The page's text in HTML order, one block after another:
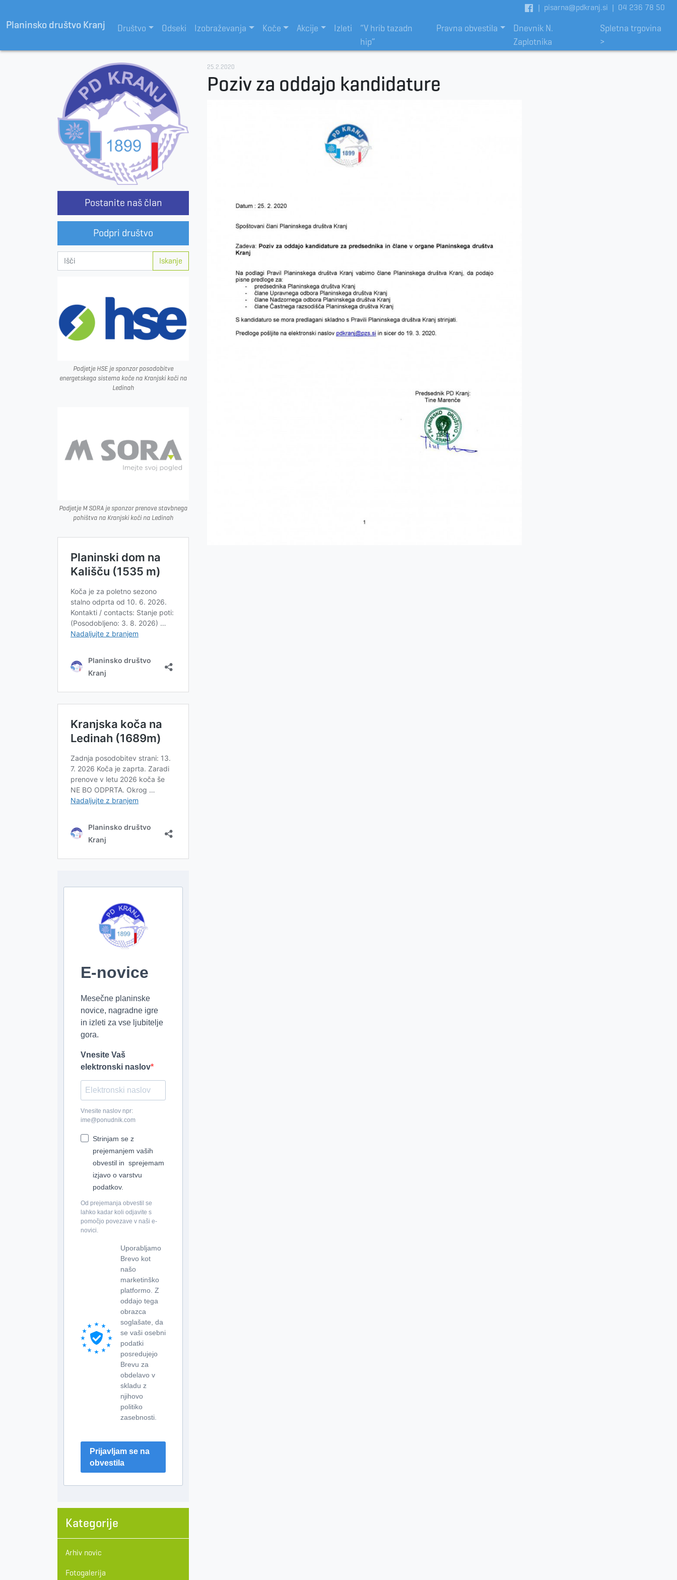
Planinsko društvo Kranj
| pisarna@pdkranj.si | 04 236 78 50
Društvo Odseki Izobraževanja Koče Akcije Izleti
“V hrib tazadn
hip”
Pravna obvestila
Dnevnik N.
Zaplotnika
Spletna trgovina
>
25.2.2020
Poziv za oddajo kandidature
Postanite naš član
Podpri društvo
Iskanje
Podjetje HSE je sponzor posodobitve
energetskega sistema koče na Kranjski koči na
Ledinah
Podjetje M SORA je sponzor prenove stavbnega
pohištva na Kranjski koči na Ledinah
E-novice
Mesečne planinske
novice, nagradne igre
in izleti za vse ljubitelje
gora.
Vnesite Vaš
elektronski naslov
Vnesite naslov npr:
ime@ponudnik.com
Strinjam se z
prejemanjem vaših
obvestil in sprejemam
izjavo o varstvu
podatkov.
Od prejemanja obvestil se
lahko kadar koli odjavite s
pomočjo povezave v naši e-
novici.
Uporabljamo
Brevo kot
našo
marketinško
platformo. Z
oddajo tega
obrazca
soglašate, da
se vaši osebni
podatki
posredujejo
Brevu za
obdelavo v
skladu z
njihovo
politiko
zasebnosti.
Prijavljam se na
obvestila
Kategorije
Arhiv novic
Fotogalerija